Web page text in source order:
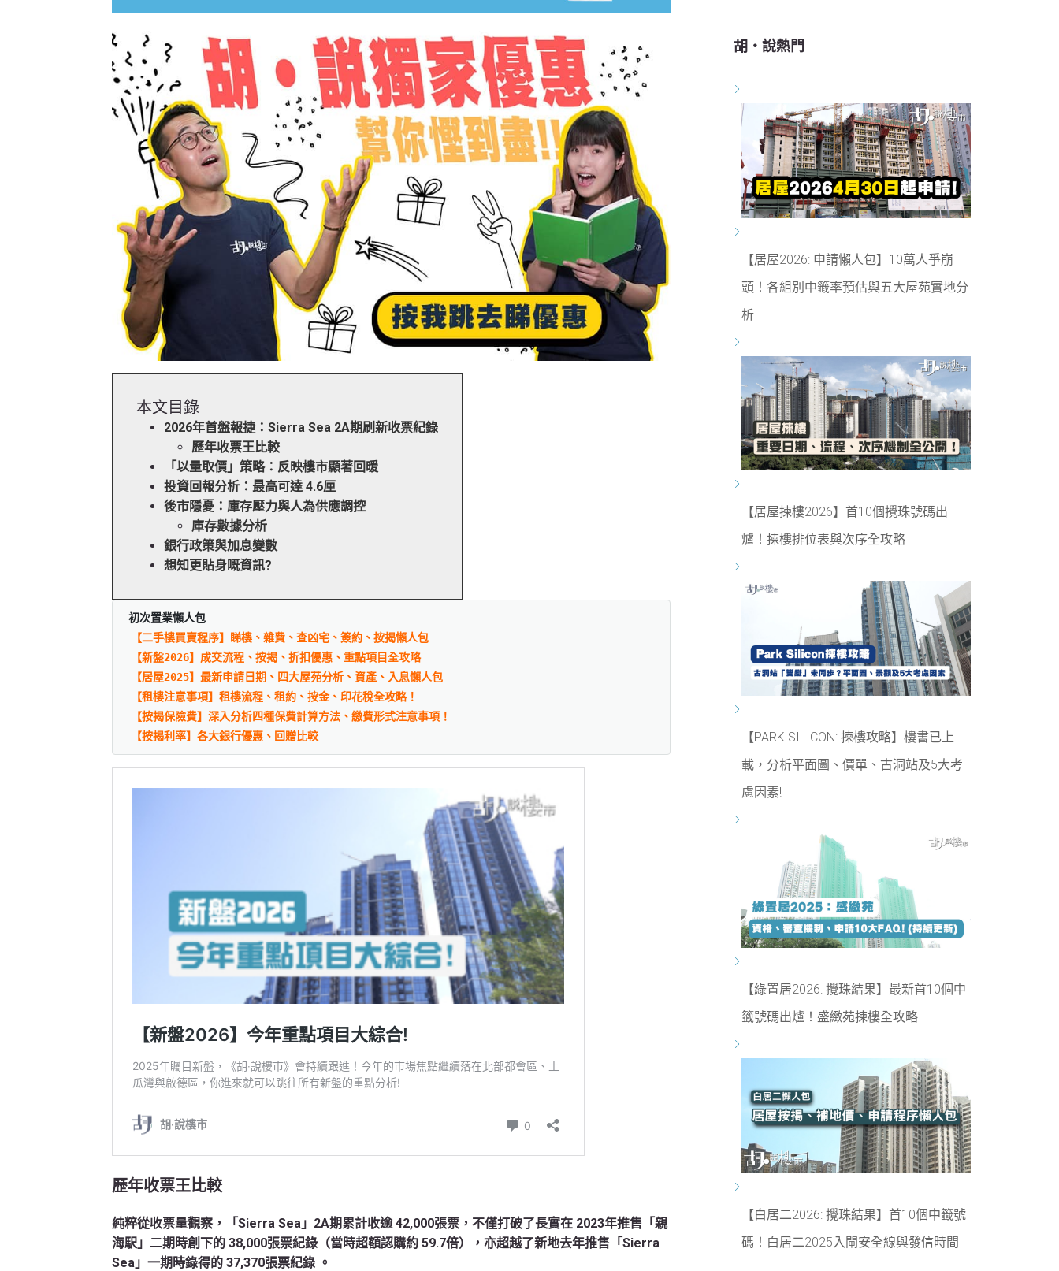
本文目錄
2026年首盤報捷：Sierra Sea 2A期刷新收票紀錄
歷年收票王比較
「以量取價」策略：反映樓市顯著回暖
投資回報分析：最高可達 4.6厘
後市隱憂：庫存壓力與人為供應調控
庫存數據分析
銀行政策與加息變數
想知更貼身嘅資訊?
初次置業懶人包
【二手樓買賣程序】睇樓、雜費、查凶宅、簽約、按揭懶人包
【新盤2026】成交流程、按揭、折扣優惠、重點項目全攻略
【居屋2025】最新申請日期、四大屋苑分析、資產、入息懶人包
【租樓注意事項】租樓流程、租約、按金、印花稅全攻略！
【按揭保險費】深入分析四種保費計算方法、繳費形式注意事項！
【按揭利率】各大銀行優惠、回贈比較
歷年收票王比較
純粹從收票量觀察，「Sierra Sea」2A期累計收逾 42,000張票，不僅打破了長實在 2023年推售「親
海駅」二期時創下的 38,000張票紀錄（當時超額認購約 59.7倍），亦超越了新地去年推售「Sierra
Sea」一期時錄得的 37,370張票紀錄 。
胡‧說熱門
【居屋2026: 申請懶人包】10萬人爭崩
頭！各組別中籤率預估與五大屋苑實地分
析
【居屋揀樓2026】首10個攪珠號碼出
爐！揀樓排位表與次序全攻略
【PARK SILICON: 揀樓攻略】樓書已上
載，分析平面圖、價單、古洞站及5大考
慮因素!
【綠置居2026: 攪珠結果】最新首10個中
籤號碼出爐！盛緻苑揀樓全攻略
【白居二2026: 攪珠結果】首10個中籤號
碼！白居二2025入閘安全線與發信時間